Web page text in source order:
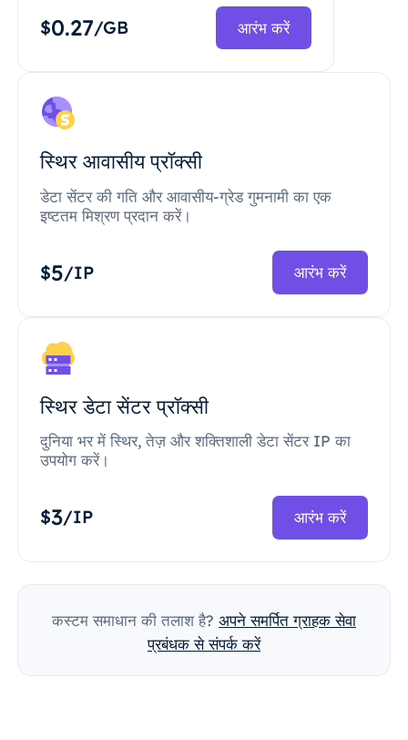
$0.27/GB आरंभ करें
स्थिर आवासीय प्रॉक्सी
डेटा सेंटर की गति और आवासीय-ग्रेड गुमनामी का एक
इष्टतम मिश्रण प्रदान करें।
$5/IP आरंभ करें
स्थिर डेटा सेंटर प्रॉक्सी
दुनिया भर में स्थिर, तेज़ और शक्तिशाली डेटा सेंटर IP का
उपयोग करें।
$3/IP आरंभ करें
कस्टम समाधान की तलाश है? अपने समर्पित ग्राहक सेवा
प्रबंधक से संपर्क करें